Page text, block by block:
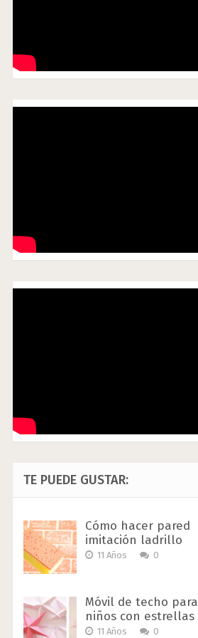
TE PUEDE GUSTAR:
Cómo hacer pared
imitación ladrillo
11 Años 0
Móvil de techo para
niños con estrellas
11 Años 0